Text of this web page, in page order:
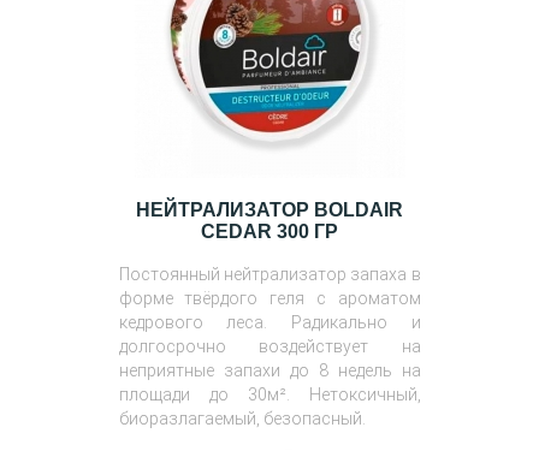
НЕЙТРАЛИЗАТОР BOLDAIR
CEDAR 300 ГР
Постоянный нейтрализатор запаха в
форме твёрдого геля с ароматом
кедрового леса. Радикально и
долгосрочно воздействует на
неприятные запахи до 8 недель на
площади до 30м². Нетоксичный,
биоразлагаемый, безопасный.